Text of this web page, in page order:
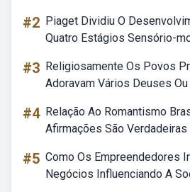
#2 Piaget Dividiu O
Quatro Estágios Sensório-
#3 Religiosamente Os Povos
Adoravam Vários Deuses Ou
#4 Relação Ao Romantismo
Afirmações São Verdadeiras
#5 Como Os Empreendedores
Negócios Influenciando A